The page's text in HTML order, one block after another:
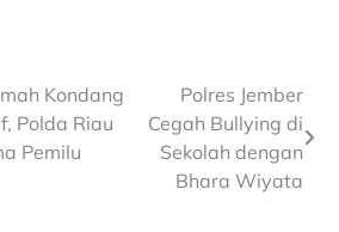
Kondang
Polda Riau
Pemilu
Polres Jember
Cegah Bullying di
Sekolah dengan
Bhara Wiyata